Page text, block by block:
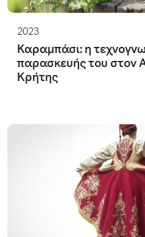
2023
Καραμπάσι: η
παρασκευής του στον
Κρήτης